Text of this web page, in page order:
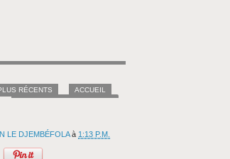
LE DJEMBÉFOLAà 1:13 P.M.
RÉCENTS
ACCUEIL